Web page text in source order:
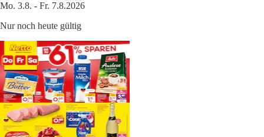
Mo. 3.8. - Fr. 7.8.2026
Nur noch heute gültig